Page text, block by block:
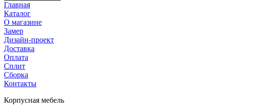
Главная
Каталог
О магазине
Замер
Дизайн-проект
Доставка
Оплата
Сплит
Сборка
Контакты
Корпусная мебель